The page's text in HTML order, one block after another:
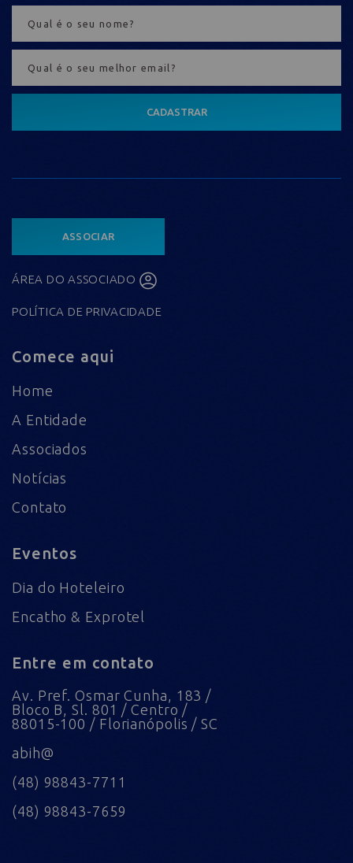
CADASTRAR
ASSOCIAR
ÁREA DO ASSOCIADO
POLÍTICA DE PRIVACIDADE
Comece aqui
Home
A Entidade
Associados
Notícias
Contato
Eventos
Dia do Hoteleiro
Encatho & Exprotel
Entre em contato
Av. Pref. Osmar Cunha, 183 /
Bloco B, Sl. 801 / Centro /
88015-100 / Florianópolis / SC
abih@
(48) 98843-7711
(48) 98843-7659